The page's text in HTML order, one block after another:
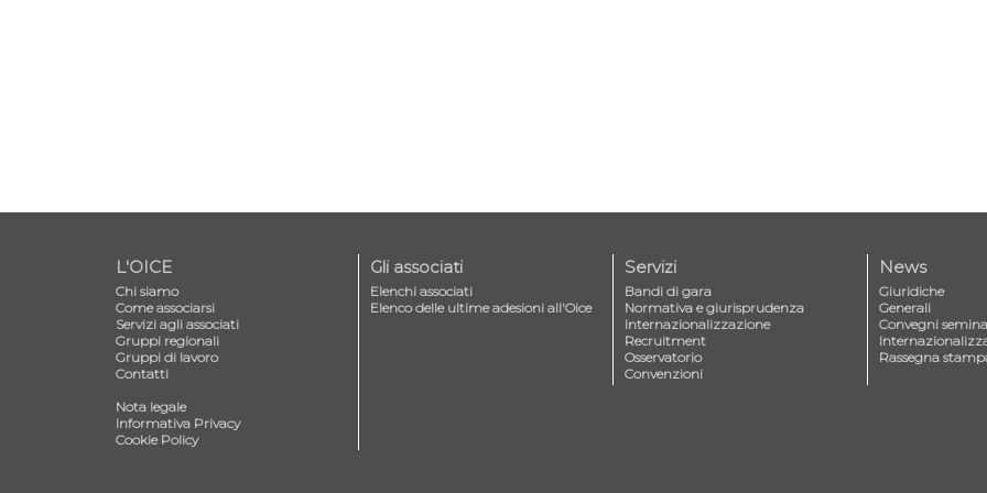
L'OICE
Chi siamo
Come associarsi
Servizi agli associati
Gruppi regionali
Gruppi di lavoro
Contatti
Nota legale
Informativa Privacy
Cookie Policy
Gli associati
Elenchi associati
Elenco delle ultime adesioni all'Oice
Servizi
Bandi di gara
Normativa e giurisprudenza
Internazionalizzazione
Recruitment
Osservatorio
Convenzioni
News
Giuridiche
Generali
Convegni
Rassegna